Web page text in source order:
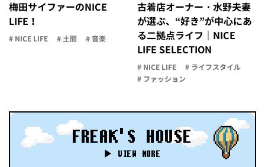
梅田サイファーのNICE
LIFE！
# NICE LIFE # 土間 # 音楽
古着店オーナー・水野夫妻
が選ぶ、“好き”が中心にあ
る二拠点ライフ｜NICE
LIFE SELECTION
# NICE LIFE
# ライフスタイル
# ファッション
FREAK'S HOUSE
▶︎ VIEW MORE